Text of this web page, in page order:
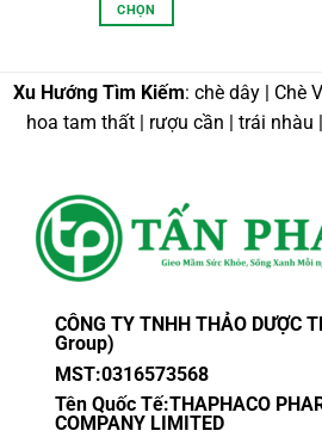
CHỌN
này
có
nhiều
chọn
thể
chọn
trang
Xu Hướng Tìm Kiếm: chè dây | Chè
hoa tam thất | rượu cần | trái nhàu
CÔNG TY TNHH THẢO DƯỢC
Group)
MST:0316573568
Tên Quốc Tế:THAPHACO
COMPANY LIMITED